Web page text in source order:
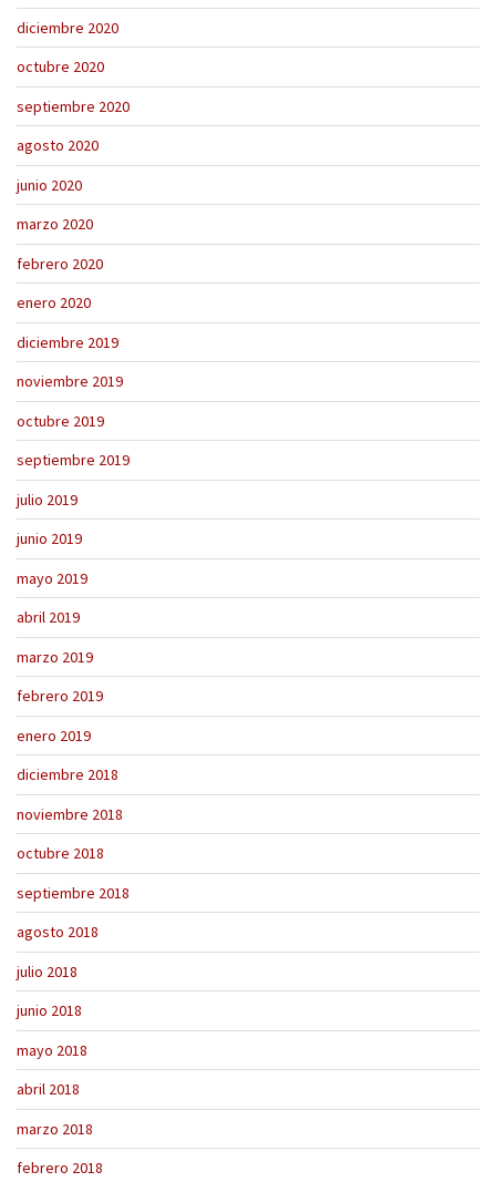
diciembre 2020
octubre 2020
septiembre 2020
agosto 2020
junio 2020
marzo 2020
febrero 2020
enero 2020
diciembre 2019
noviembre 2019
octubre 2019
septiembre 2019
julio 2019
junio 2019
mayo 2019
abril 2019
marzo 2019
febrero 2019
enero 2019
diciembre 2018
noviembre 2018
octubre 2018
septiembre 2018
agosto 2018
julio 2018
junio 2018
mayo 2018
abril 2018
marzo 2018
febrero 2018